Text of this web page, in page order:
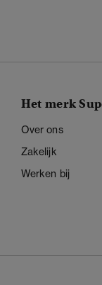
Het merk
Over ons
Zakelijk
Werken bij